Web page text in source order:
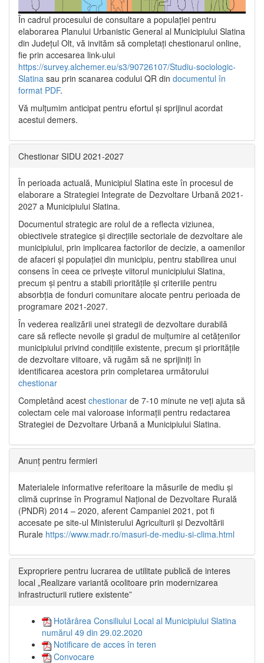
În cadrul procesului de consultare a populaţiei pentru
elaborarea Planului Urbanistic General al Municipiului Slatina
din Județul Olt, vă invităm să completați chestionarul online,
fie prin accesarea link-ului
https://survey.alchemer.eu/s3/90726107/Studiu-sociologic-
Slatina sau prin scanarea codului QR din documentul în
format PDF.
Vă mulţumim anticipat pentru efortul şi sprijinul acordat
acestui demers.
Chestionar SIDU 2021-2027
În perioada actuală, Municipiul Slatina este în procesul de
elaborare a Strategiei Integrate de Dezvoltare Urbană 2021‐
2027 a Municipiului Slatina.
Documentul strategic are rolul de a reflecta viziunea,
obiectivele strategice și direcțiile sectoriale de dezvoltare ale
municipiului, prin implicarea factorilor de decizie, a oamenilor
de afaceri și populației din municipiu, pentru stabilirea unui
consens în ceea ce privește viitorul municipiului Slatina,
precum și pentru a stabili prioritățile și criteriile pentru
absorbția de fonduri comunitare alocate pentru perioada de
programare 2021-2027.
În vederea realizării unei strategii de dezvoltare durabilă
care să reflecte nevoile și gradul de mulțumire al cetățenilor
municipiului privind condițiile existente, precum și prioritățile
de dezvoltare viitoare, vă rugăm să ne sprijiniți în
identificarea acestora prin completarea următorului
chestionar
Completând acest chestionar de 7-10 minute ne veți ajuta să
colectam cele mai valoroase informații pentru redactarea
Strategiei de Dezvoltare Urbană a Municipiului Slatina.
Anunț pentru fermieri
Materialele informative referitoare la măsurile de mediu și
climă cuprinse în Programul Național de Dezvoltare Rurală
(PNDR) 2014 – 2020, aferent Campaniei 2021, pot fi
accesate pe site-ul Ministerului Agriculturii și Dezvoltării
Rurale https://www.madr.ro/masuri-de-mediu-si-clima.html
Expropriere pentru lucrarea de utilitate publică de interes
local „Realizare variantă ocolitoare prin modernizarea
infrastructurii rutiere existente”
Hotărârea Consiliului Local al Municipiului Slatina
numărul 49 din 29.02.2020
Notificare de acces în teren
Convocare